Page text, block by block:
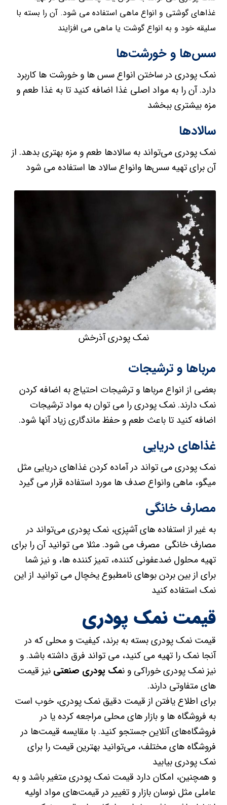
غذاهای گوشتی و انواع ماهی استفاده می شود. آن را بسته با
سلیقه خود و به انواع گوشت یا ماهی می افزایند
سس‌ها و خورشت‌ها
نمک پودری در ساختن انواع سس ها و خورشت ها کاربرد
دارد. آن را به مواد اصلی غذا اضافه کنید تا به غذا طعم و
مزه بیشتری ببخشد
سالاد‌ها
نمک پودری می‌تواند به سالاد‌ها طعم و مزه بهتری بدهد. از
آن برای تهیه سس‌ها وانواع سالاد ها استفاده می شود
نمک پودری آذرخش
مرباها و ترشیجات
بعضی از انواع مرباها و ترشیجات احتیاج به اضافه کردن
نمک دارند. نمک پودری را می توان به مواد ترشیجات
اضافه کنید تا باعث طعم و حفظ ماندگاری زیاد آنها شود.
غذاهای دریایی
نمک پودری می تواند در آماده کردن غذاهای دریایی مثل
میگو، ماهی وانواع صدف ها مورد استفاده قرار می گیرد
مصارف خانگی
به غیر از استفاده های آشپزی، نمک پودری می‌تواند در
مصارف خانگی مصرف می شود. مثلا می توانید آن را برای
تهیه محلول ضدعفونی کننده، تمیز کننده ها، و نیز شما
برای از بین بردن بوهای نامطبوع یخچال می توانید از این
نمک استفاده کنید
قیمت نمک پودری
قیمت نمک پودری بسته به برند، کیفیت و محلی که در
آنجا نمک را تهیه می کنید، می تواند فرق داشته باشد. و
نیز نمک پودری خوراکی و نمک پودری صنعتی نیز قیمت
های متفاوتی دارند.
برای اطلاع یافتن از قیمت دقیق نمک پودری، خوب است
به فروشگاه ها و بازار های محلی مراجعه کرده یا در
فروشگاه‌های آنلاین جستجو کنید. با مقایسه قیمت‌ها در
فروشگاه های مختلف، می‌توانید بهترین قیمت را برای
نمک پودری بیابید
و همچنین، امکان دارد قیمت نمک پودری متغیر باشد و به
عاملی مثل نوسان بازار و تغییر در قیمت‌های مواد اولیه